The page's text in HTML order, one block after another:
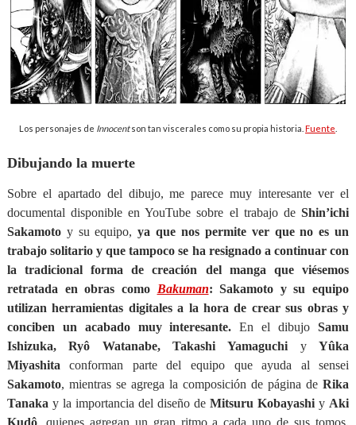
Los personajes de Innocentson tan viscerales como su propia historia. Fuente
Dibujando la muerte
Sobre el apartado del dibujo, me parece muy interesante ver el
documental disponible en YouTube sobre el trabajo deShin’ichi
Sakamoto y su equipo,ya que nos permite ver que no es un
trabajo solitario y que tampoco se ha resignado a continuar con
la tradicional forma de creación del manga que viésemos
retratada en obras como Bakuman: Sakamoto y su equipo
utilizan herramientas digitales a la hora de crear sus obras y
conciben un acabado muy interesante.En el dibujoSamu
Ishizuka, Ryô Watanabe, Takashi Yamaguchi yYûka
Miyashita conforman parte del equipo que ayuda al sensei
Sakamoto, mientras se agrega la composición de página deRika
Tanaka y la importancia del diseño de Mitsuru Kobayashiy Aki
Kudô, quienes agregan un gran ritmo a cada uno de sus tomos.